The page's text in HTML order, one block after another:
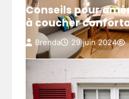
Conseils pour
à coucher
Brenda 29 juin 2024